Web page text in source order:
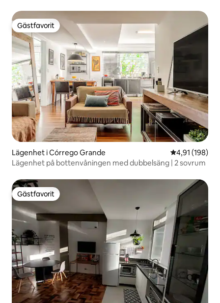
Gästfavorit
Gästfavorit
Lägenhet i Córrego Grande 4,91 av 5 i
4,91 (198)
Lägenhet på bottenvåningen med dubbelsäng | 2 sovrum
Gästfavorit
Gästfavorit